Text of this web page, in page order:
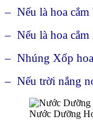
– Nếu là hoa
– Nếu là hoa
– Nhúng Xốp
– Nếu trời nắng
Nước Dưỡng